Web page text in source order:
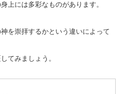
上には多彩なものがあります。
を崇拝するかという違いによって
てみましょう。